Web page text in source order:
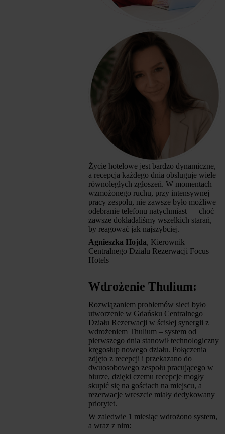
Życie hotelowe jest bardzo dynamiczne,
a recepcja każdego dnia obsługuje wiele
równoległych zgłoszeń. W momentach
wzmożonego ruchu, przy intensywnej
pracy zespołu, nie zawsze było możliwe
odebranie telefonu natychmiast — choć
zawsze dokładaliśmy wszelkich starań,
by reagować jak najszybciej.
Agnieszka Hojda, Kierownik
Centralnego Działu Rezerwacji Focus
Hotels
Wdrożenie Thulium:
Rozwiązaniem problemów sieci było
utworzenie w Gdańsku Centralnego
Działu Rezerwacji w ścisłej synergii z
wdrożeniem Thulium – system od
pierwszego dnia stanowił technologiczny
kręgosłup nowego działu. Połączenia
zdjęto z recepcji i przekazano do
dwuosobowego zespołu pracującego w
biurze, dzięki czemu recepcje mogły
skupić się na gościach na miejscu, a
rezerwacje wreszcie miały dedykowany
priorytet.
W zaledwie 1 miesiąc wdrożono system,
a wraz z nim: